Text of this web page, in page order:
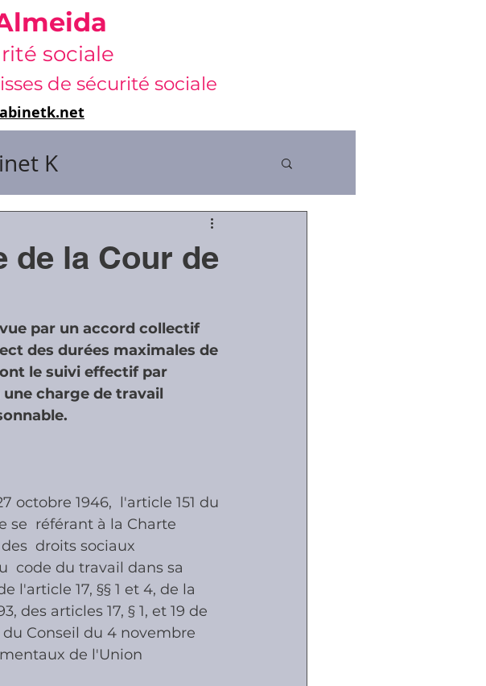
sociale
de sécurité sociale
K
& Contrôles
de la Cour de
par un accord collectif
des durées maximales de
le suivi effectif par
charge de travail
octobre 1946,  l'article 151 du
se  référant à la Charte
droits sociaux
code du travail dans sa
l'article 17, §§ 1 et 4, de la
des articles 17, § 1, et 19 de
Conseil du 4 novembre
de l'Union